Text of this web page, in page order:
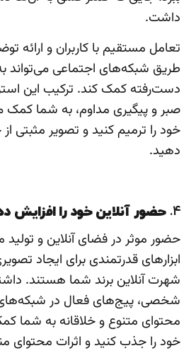
داشت.
تعامل مستقیم با کاربران و ارائه
طریق شبکه‌های اجتماعی می‌تواند به
دست‌رفته کمک کند. ترکیب این
صبر و پیگیری مداوم، به شما کمک
خود را ترمیم کنید و تصویر مثبتی از
دهید.
۴. حضور آنلاین خود را افزایش
حضور موثر در فضای آنلاین و
ابزارهای قدرتمندی برای ایجاد
شهرت آنلاین برند شما هستند.
شخصی، پیج‌های فعال در شبکه‌های
محتوای متنوع و خلاقانه به شما
خود را جذب کنید و اثرات محتوای